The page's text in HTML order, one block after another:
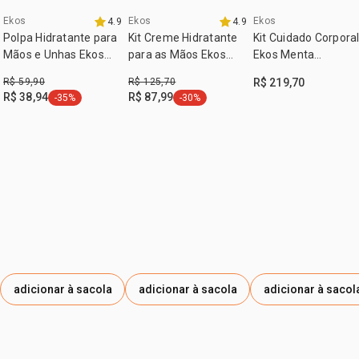
¹resultados comprovados de redução de queda por
quebra.
²resultados comprovados por teste in vitro comparado
com uso de shampoo sem agentes condicionantes.
³resultados comprovados em testes instrumentais versus
tempo limitado
Ekos 4.9
Polpa Hidratante para
Mãos e Unhas Ekos
R$ 59,90
R$ 38,94 etiqueta -35%
-35%
adicionar à sacola
exclusivo aqui
Ekos 4.9
Kit Creme Hidratante
para as Mãos Ekos
R$ 125,70
R$ 87,99 etiqueta -30%
-30%
adicionar à sacola
lançamento
Ekos
Kit Cuidado Corporal
Ekos Menta
produtos)
R$ 219,70
adicionar à